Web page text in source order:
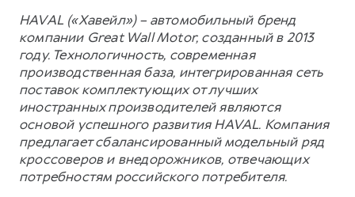
HAVAL («Хавейл») – автомобильный бренд
компании Great Wall Motor, созданный в 2013
году. Технологичность, современная
производственная база, интегрированная сеть
поставок комплектующих от лучших
иностранных производителей являются
основой успешного развития HAVAL. Компания
предлагает сбалансированный модельный ряд
кроссоверов и внедорожников, отвечающих
потребностям российского потребителя.